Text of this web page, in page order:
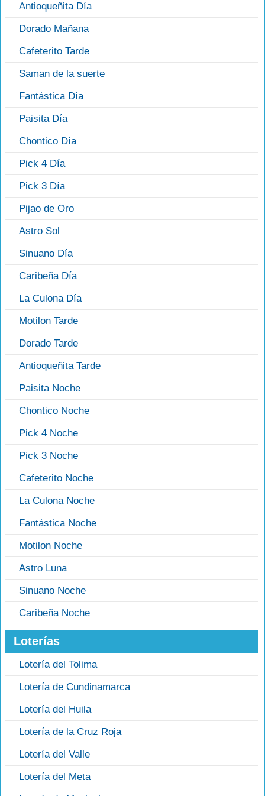
Antioqueñita Día
Dorado Mañana
Cafeterito Tarde
Saman de la suerte
Fantástica Día
Paisita Día
Chontico Día
Pick 4 Día
Pick 3 Día
Pijao de Oro
Astro Sol
Sinuano Día
Caribeña Día
La Culona Día
Motilon Tarde
Dorado Tarde
Antioqueñita Tarde
Paisita Noche
Chontico Noche
Pick 4 Noche
Pick 3 Noche
Cafeterito Noche
La Culona Noche
Fantástica Noche
Motilon Noche
Astro Luna
Sinuano Noche
Caribeña Noche
Loterías
Lotería del Tolima
Lotería de Cundinamarca
Lotería del Huila
Lotería de la Cruz Roja
Lotería del Valle
Lotería del Meta